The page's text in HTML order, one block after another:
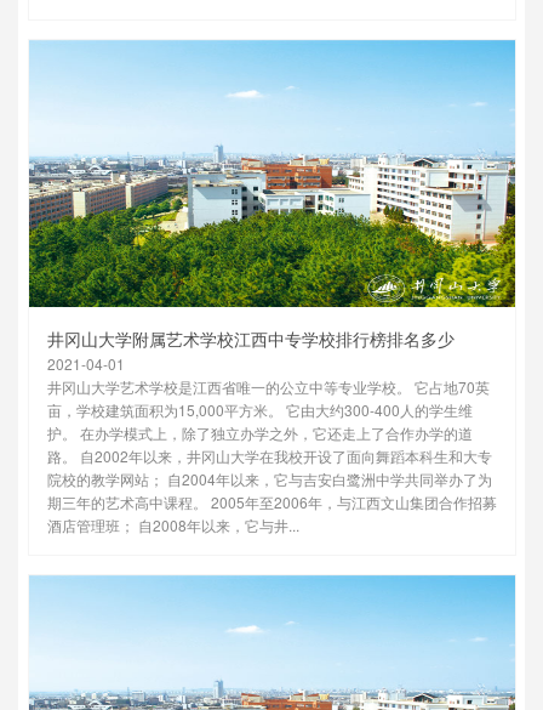
井冈山大学附属艺术学校江西中专学校排行榜排名多少
2021-04-01
井冈山大学艺术学校是江西省唯一的公立中等专业学校。 它占地70英
亩，学校建筑面积为15,000平方米。 它由大约300-400人的学生维
护。 在办学模式上，除了独立办学之外，它还走上了合作办学的道
路。 自2002年以来，井冈山大学在我校开设了面向舞蹈本科生和大专
院校的教学网站； 自2004年以来，它与吉安白鹭洲中学共同举办了为
期三年的艺术高中课程。 2005年至2006年，与江西文山集团合作招募
酒店管理班； 自2008年以来，它与井...